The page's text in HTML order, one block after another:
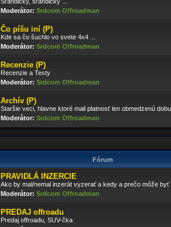
Moderátor: Srdcom Offroadman
Čo píšu iní (P)
Kde sa čo šuchlo vo svete 4x4 ...
Moderátor: Srdcom Offroadman
Recenzie (P)
Recenzie a Testy
Moderátor: Srdcom Offroadman
Archív (P)
Staršie veci, hlavne ktoré mali platnosť len obmedzenú
Moderátor: Srdcom Offroadman
Fórum
PRAVIDLÁ INZERCIE
Ako by mal/nemal inzerát vyzerať a kedy a prečo môže byť
Moderátor: Srdcom Offroadman
PREDAJ offroadu
Predaj offroadu, SUV-čka